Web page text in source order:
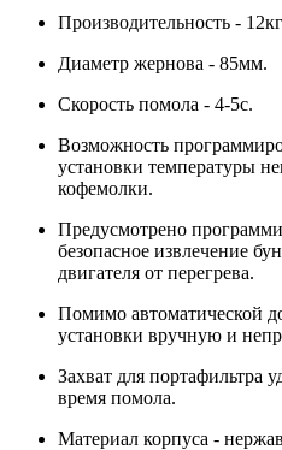
Производительность -
Диаметр жернова - 85мм.
Скорость помола - 4-5с.
Возможность
установки температуры
кофемолки.
Предусмотрено
безопасное извлечение
двигателя от перегрева.
Помимо автоматической
установки вручную и
Захват для портафильтра
время помола.
Материал корпуса -